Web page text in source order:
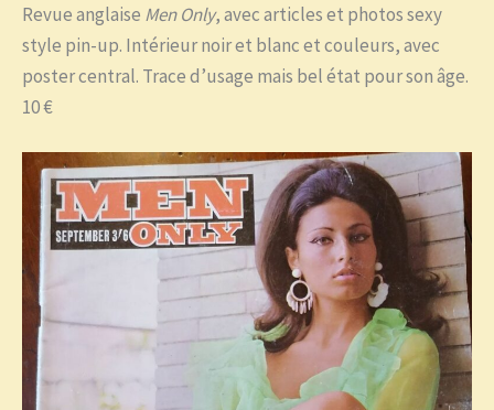
Revue anglaise Men Only, avec articles et photos sexy
style pin-up. Intérieur noir et blanc et couleurs, avec
poster central. Trace d’usage mais bel état pour son âge.
10 €